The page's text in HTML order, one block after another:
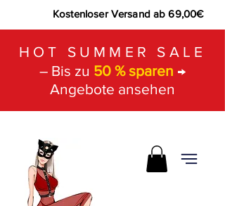
Kostenloser Versand ab 69,00€
HOT SUMMER SALE
– Bis zu 50 % sparen →
Angebote ansehen